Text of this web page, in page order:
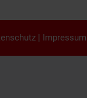
| Impressum